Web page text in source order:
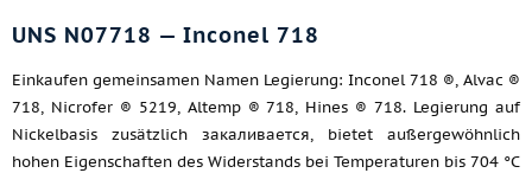
UNS N07718 — Inconel 718
Einkaufen gemeinsamen Namen Legierung: Inconel 718 ®, Alvac ®
718, Nicrofer ® 5219, Altemp ® 718, Hines ® 718. Legierung auf
Nickelbasis zusätzlich закаливается, bietet außergewöhnlich
hohen Eigenschaften des Widerstands bei Temperaturen bis 704 °C